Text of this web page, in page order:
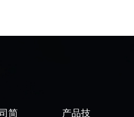
简
产品技